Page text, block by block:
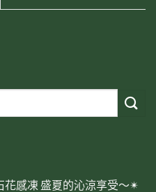
花感凍 盛夏的沁涼享受～✴︎